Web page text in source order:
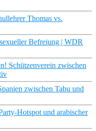
Thomas vs.
Befreiung | WDR
Schützenverein zwischen
zwischen Tabu und
Hotspot und arabischer